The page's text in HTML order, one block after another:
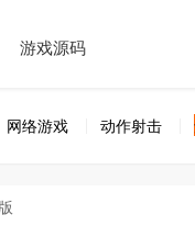
游戏源码
网络游戏 动作射击